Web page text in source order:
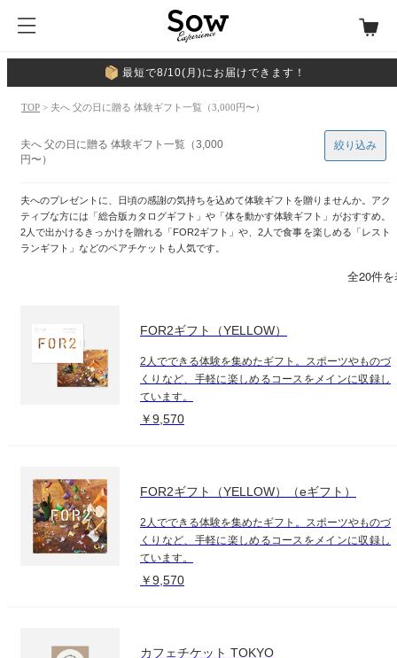
最短で8/10(月)にお届けできます！
TOP > 夫へ 父の日に贈る 体験ギフト一覧（3,000円〜）
夫へ 父の日に贈る 体験ギフト一覧（3,000
円〜）
夫へのプレゼントに、日頃の感謝の気持ちを込めて体験ギフトを贈りませんか。アク
ティブな方には「総合版カタログギフト」や「体を動かす体験ギフト」がおすすめ。
2人で出かけるきっかけを贈れる「FOR2ギフト」や、2人で食事を楽しめる「レスト
ランギフト」などのペアチケットも人気です。
絞り込み
全20件
FOR2ギフト（YELLOW）
2人でできる体験を集めたギフト。スポーツやものづ
くりなど、手軽に楽しめるコースをメインに収録し
ています。
￥9,570
FOR2ギフト（YELLOW）（eギフト）
2人でできる体験を集めたギフト。スポーツやものづ
くりなど、手軽に楽しめるコースをメインに収録し
ています。
￥9,570
カフェチケット TOKYO